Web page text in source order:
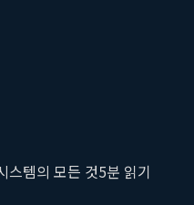
스템의 모든 것5분 읽기